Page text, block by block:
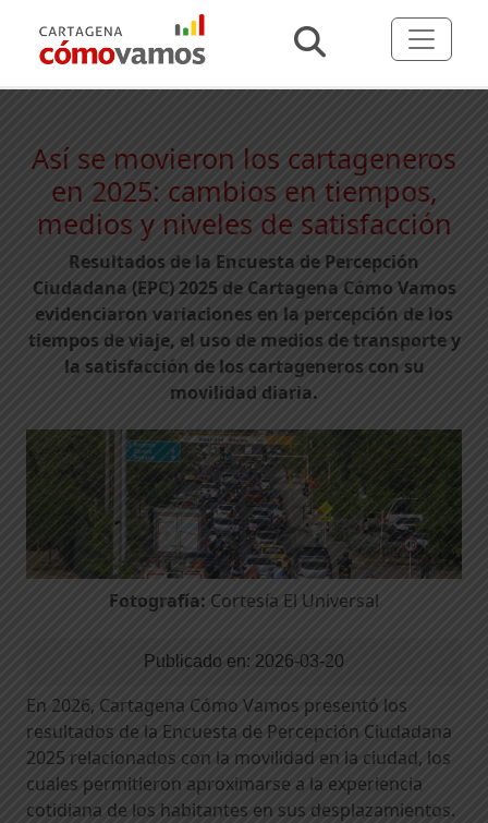
Así se movieron los cartageneros
en 2025: cambios en tiempos,
medios y niveles de satisfacción
Resultados de la Encuesta de Percepción
Ciudadana (EPC) 2025 de Cartagena Cómo Vamos
evidenciaron variaciones en la percepción de los
tiempos de viaje, el uso de medios de transporte y
la satisfacción de los cartageneros con su
movilidad diaria.
Fotografía: Cortesía El Universal
Publicado en: 2026-03-20
En 2026, Cartagena Cómo Vamos presentó los
resultados de la Encuesta de Percepción Ciudadana
2025 relacionados con la movilidad en la ciudad, los
cuales permitieron aproximarse a la experiencia
cotidiana de los habitantes en sus desplazamientos.